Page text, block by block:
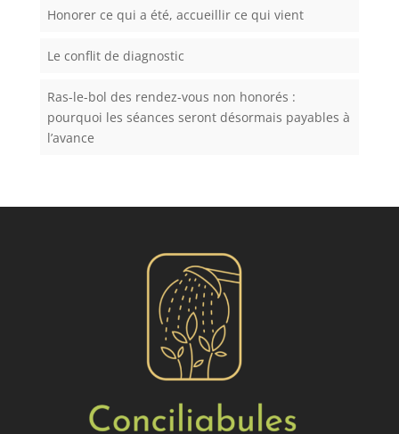
Honorer ce qui a été, accueillir ce qui vient
Le conflit de diagnostic
Ras-le-bol des rendez-vous non honorés :
pourquoi les séances seront désormais payables à
l’avance